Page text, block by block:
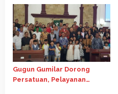
Gugun Gumilar Dorong
Persatuan, Pelayanan